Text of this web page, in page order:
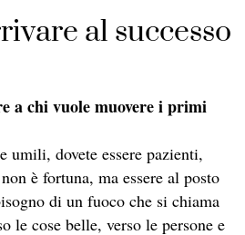
al successo
a chi vuole muovere i primi
umili, dovete essere pazienti,
è fortuna, ma essere al posto
di un fuoco che si chiama
le cose belle, verso le persone e